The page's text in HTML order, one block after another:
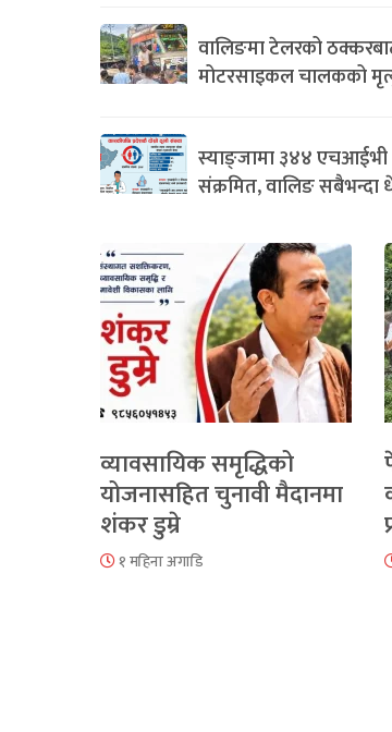
वालिङमा टेलरको
मोटरसाइकल चालकको
स्याङ्जामा ३४४ एचआईभी
संक्रमित, वालिङ सबैभन्दा
व्यावसायिक समृद्धिको
योजनासहित चुनावी मैदानमा
शंकर डुम्रे
१ महिना अगाडि